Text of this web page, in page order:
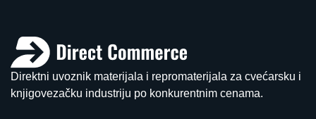
Direktni uvoznik materijala i repromaterijala za cvećarsku i
knjigovezačku industriju po konkurentnim cenama.